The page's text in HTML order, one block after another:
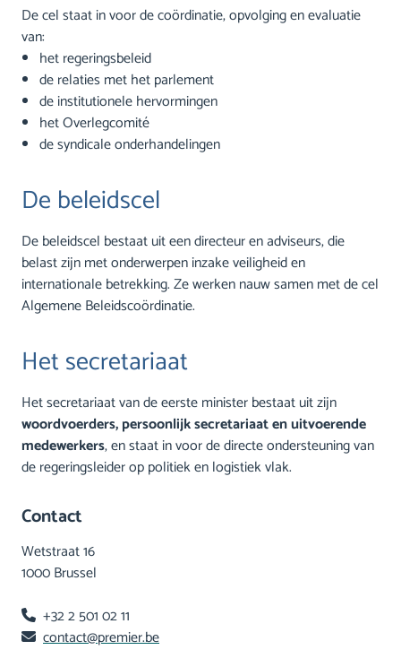
De cel staat in voor de coördinatie, opvolging en evaluatie
van:
het regeringsbeleid
de relaties met het parlement
de institutionele hervormingen
het Overlegcomité
de syndicale onderhandelingen
De beleidscel
De beleidscel bestaat uit een directeur en adviseurs, die
belast zijn met onderwerpen inzake veiligheid en
internationale betrekking. Ze werken nauw samen met de cel
Algemene Beleidscoördinatie.
Het secretariaat
Het secretariaat van de eerste minister bestaat uit zijn
woordvoerders, persoonlijk secretariaat en uitvoerende
medewerkers, en staat in voor de directe ondersteuning van
de regeringsleider op politiek en logistiek vlak.
Contact
Wetstraat 16
1000 Brussel
+32 2 501 02 11
contact@premier.be